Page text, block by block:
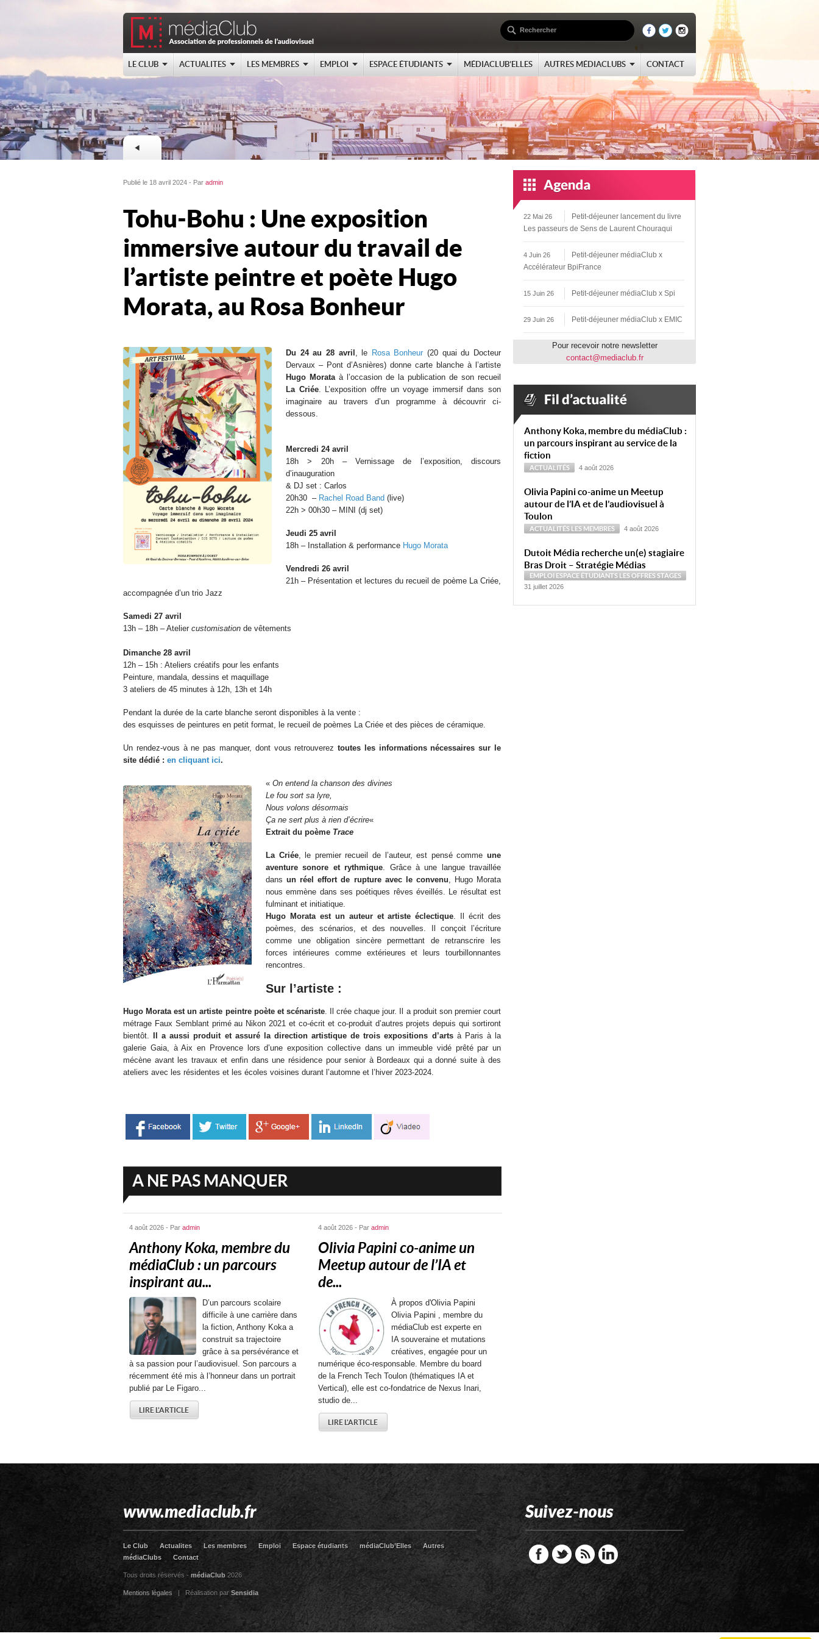
LE CLUB ACTUALITES LES MEMBRES EMPLOI ESPACE ÉTUDIANTS MÉDIACLUB’ELLES AUTRES MÉDIACLUBS CONTACT
Publié le 18 avril 2024 - Par admin
Tohu-Bohu : Une exposition
immersive autour du travail de
l’artiste peintre et poète Hugo
Morata, au Rosa Bonheur
Du 24 au 28 avril , le Rosa Bonheur (20 quai du Docteur
Dervaux – Pont d’Asnières) donne carte blanche à l’artiste
Hugo Morataà l’occasion de la publication de son recueil
La Criée. L’exposition offre un voyage immersif dans son
imaginaire au travers d’un programme à découvrir ci-
dessous.
Mercredi 24 avril
18h > 20h – Vernissage de l’exposition, discours
d’inauguration
& DJ set : Carlos
20h30 – Rachel Road Band (live)
22h > 00h30 – MINI (dj set)
Jeudi 25 avril
18h – Installation & performance Hugo Morata
Vendredi 26 avril
21h – Présentation et lectures du recueil de poème La Criée,
accompagnée d’un trio Jazz
Samedi 27 avril
13h – 18h – Atelier customisation de vêtements
Dimanche 28 avril
12h – 15h : Ateliers créatifs pour les enfants
Peinture, mandala, dessins et maquillage
3 ateliers de 45 minutes à 12h, 13h et 14h
Pendant la durée de la carte blanche seront disponibles à la vente :
des esquisses de peintures en petit format, le recueil de poèmes La Criée et des pièces de céramique.
Un rendez-vous à ne pas manquer, dont vous retrouverez toutes les informations nécessaires sur le
site dédié : en cliquant ici.
« On entend la chanson des divines
Le fou sort sa lyre,
Nous volons désormais
Ça ne sert plus à rien d’écrire«
Extrait du poème Trace
La Criée, le premier recueil de l’auteur, est pensé commeune
aventure sonore et rythmique. Grâce à une langue travaillée
dansun réel effort de rupture avec le convenu, Hugo Morata
nous emmène dans ses poétiques rêves éveillés. Le résultat est
fulminant et initiatique.
Hugo Morata est un auteur et artiste éclectique. Il écrit des
poèmes, des scénarios, et des nouvelles. Il conçoit l’écriture
comme une obligation sincère permettant de retranscrire les
forces intérieures comme extérieures et leurs tourbillonnantes
rencontres.
Sur l’artiste :
Hugo Morata est un artiste peintre poète et scénariste. Il crée chaque jour. Il a produit son premier court
métrage Faux Semblant primé au Nikon 2021 et co-écrit et co-produit d’autres projets depuis qui sortiront
bientôt.
Il a aussi produit et assuré la direction artistique de trois expositions d’artsà Paris à la
galerie Gaia, à Aix en Provence lors d’une exposition collective dans un immeuble vidé prêté par un
mécène avant les travaux et enfin dans une résidence pour senior à Bordeaux qui a donné suite à des
ateliers avec les résidentes et les écoles voisines durant l’automne et l’hiver 2023-2024.
A NE PAS MANQUER
4 août 2026 - Par admin
Anthony Koka, membre du
médiaClub : un parcours
inspirant au...
D’un parcours scolaire
difficile à une carrière dans
la fiction, Anthony Koka a
construit sa trajectoire
grâce à sa persévérance et
à sa passion pour l’audiovisuel. Son parcours a
récemment été mis à l’honneur dans un portrait
publié par Le Figaro...
LIRE L'ARTICLE
4 août 2026 - Par admin
Olivia Papini co-anime un
Meetup autour de l’IA et
de...
À propos d'Olivia Papini
Olivia Papini , membre du
médiaClub est experte en
IA souveraine et mutations
créatives, engagée pour un
numérique éco-responsable. Membre du board
de la French Tech Toulon (thématiques IA et
Vertical), elle est co-fondatrice de Nexus Inari,
studio de...
LIRE L'ARTICLE
22 Mai 26
Petit-déjeuner lancement du livre
Les passeurs de Sens de Laurent Chouraqui
4 Juin 26
Petit-déjeuner médiaClub x
Accélérateur BpiFrance
15 Juin 26 Petit-déjeuner médiaClub x Spi
29 Juin 26 Petit-déjeuner médiaClub x EMIC
Pour recevoir notre newsletter
contact@mediaclub.fr
Anthony Koka, membre du médiaClub :
un parcours inspirant au service de la
fiction
ACTUALITÉS 4 août 2026
Olivia Papini co-anime un Meetup
autour de l’IA et de l’audiovisuel à
Toulon
ACTUALITÉS LES MEMBRES 4 août 2026
Dutoit Média recherche un(e) stagiaire
Bras Droit – Stratégie Médias
EMPLOI ESPACE ÉTUDIANTS LES OFFRESSTAGES
31 juillet 2026
www.mediaclub.fr
Le Club Actualites Les membres Emploi Espace étudiants médiaClub’Elles
Autres
médiaClubs
Contact
Tous droits réservés - médiaClub 2026
Mentions légales | Réalisation par Sensidia
Suivez-nous
FacebookTwitter RSS LinkedIn